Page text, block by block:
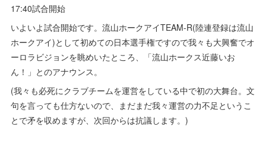
17:40試合開始
いよいよ試合開始です。流山ホークアイTEAM-R(陸連登録は流山
ホークアイ)として初めての日本選手権ですので我々も大興奮でオ
ーロラビジョンを眺めいたところ、「流山ホークス近藤いお
ん！」とのアナウンス。
(我々も必死にクラブチームを運営をしている中で初の大舞台。文
句を言っても仕方ないので、まだまだ我々運営の力不足というこ
とで矛を収めますが、次回からは抗議します。)